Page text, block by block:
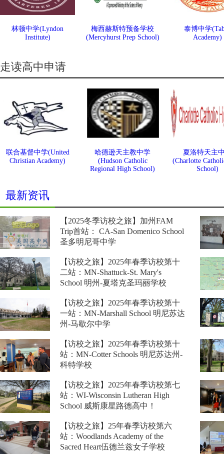
林顿中学(Lyndon
Institute)
梅西赫斯特预备学校
(Mercyhurst Prep School)
泰博中学
Academy)
走读高中申请
联合基督中学(United
Christian Academy)
哈德逊天主教中学
(Hudson Catholic
Regional High School)
夏洛特天主
(Charlotte
School)
最新资讯
【2025冬季访校之旅】加州FAM
Trip首站： CA-San Domenico School
圣多明尼哥中学
CA-San Domenico School 圣多明尼哥中学
【访校之旅】2025年春季访校第十
二站：MN-Shattuck-St. Mary's
School 明州-夏塔克圣玛丽学校
Shattuck-St. Mary's School 明州-夏塔克圣玛丽学
校
【访校之旅】2025年春季访校第十
一站：MN-Marshall School 明尼苏达
州-马歇尔中学
Marshall School 明尼苏达州-马歇尔中学
【访校之旅】2025年春季访校第十
站：MN-Cotter Schools 明尼苏达州-
科特学校
Cotter Schools 明尼苏达州-科特学校
【访校之旅】2025年春季访校第七
站：WI-Wisconsin Lutheran High
School 威斯康星路德高中！
Wisconsin Lutheran High School 威斯康星路德高
中！
【访校之旅】25年春季访校第六
站：Woodlands Academy of the
Sacred Heart伍德兰兹女子学校